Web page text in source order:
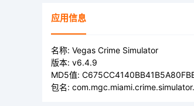
应用信息
名称: Vegas Crime Simulator
版本: v6.4.9
MD5值:
包名: